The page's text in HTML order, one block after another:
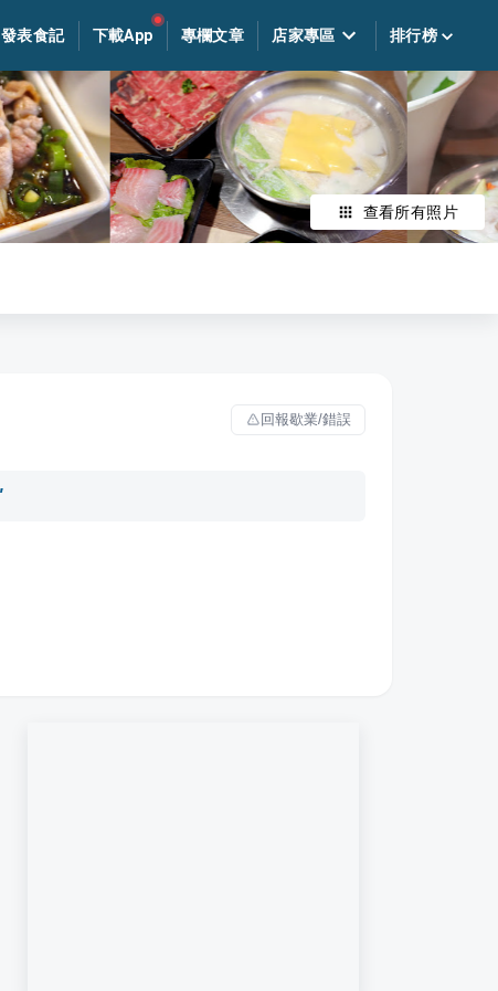
發表食記 下載App 專欄文章 店家專區 排行榜
查看所有照片
回報歇業/錯誤